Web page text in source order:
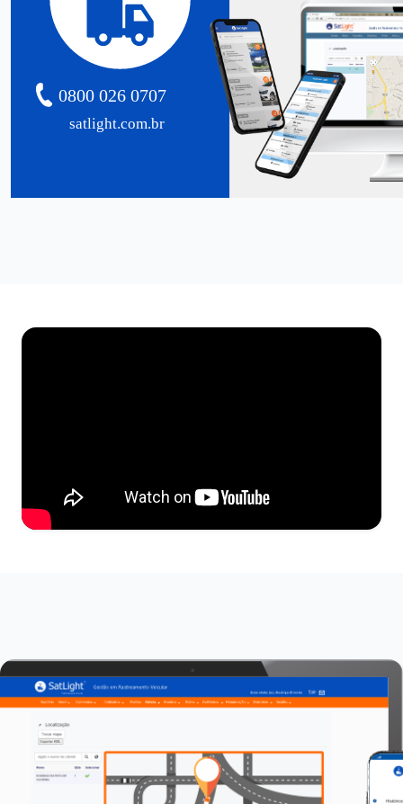
satlight.com.br
0800 026 0707